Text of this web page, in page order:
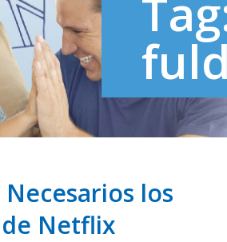
los
Netflix